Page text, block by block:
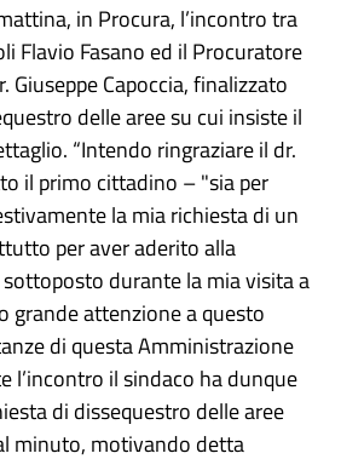
in Procura, l’incontro tra
Flavio Fasano ed il Procuratore
Giuseppe Capoccia, finalizzato
delle aree su cui insiste il
“Intendo ringraziare il dr.
il primo cittadino – "sia per
la mia richiesta di un
per aver aderito alla
durante la mia visita a
grande attenzione a questo
di questa Amministrazione
l’incontro il sindaco ha dunque
di dissequestro delle aree
minuto, motivando detta